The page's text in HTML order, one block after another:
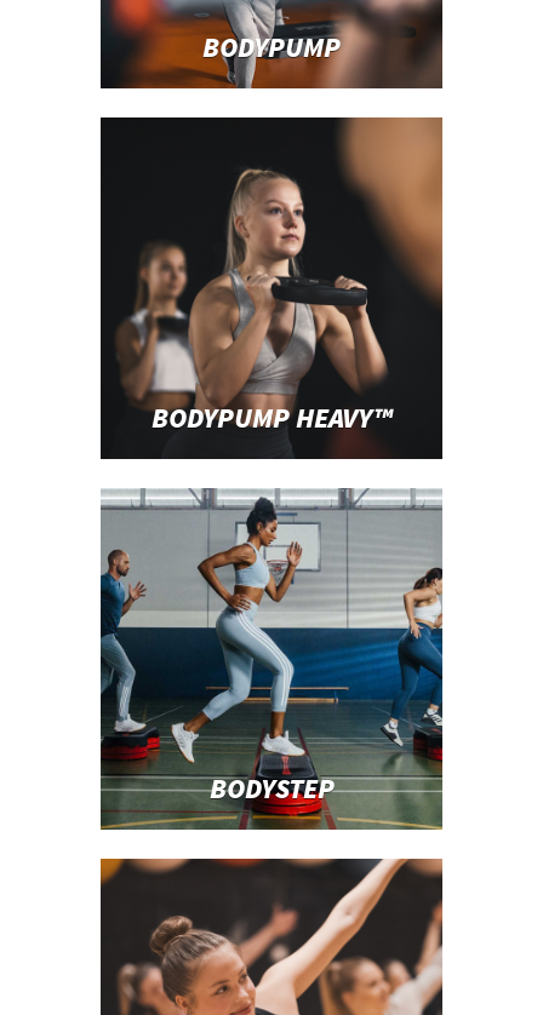
BODYPUMP
BODYPUMP HEAVY™
BODYSTEP